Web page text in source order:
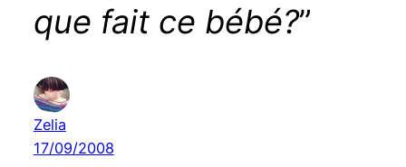
que fait ce bébé?”
Zelia
17/09/2008